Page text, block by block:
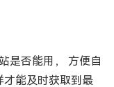
是否能用， 方便自
才能及时获取到最